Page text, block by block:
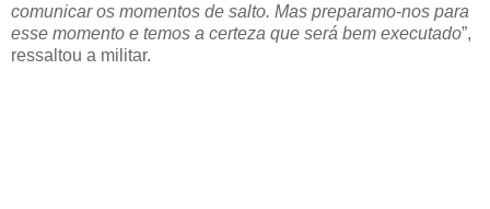
comunicar os momentos de salto. Mas preparamo-nos para
esse momento e temos a certeza que será bem executado”,
ressaltou a militar.